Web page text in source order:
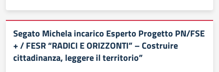
Segato Michela incarico Esperto Progetto PN/FSE
+ / FESR “RADICI E ORIZZONTI” – Costruire
cittadinanza, leggere il territorio”